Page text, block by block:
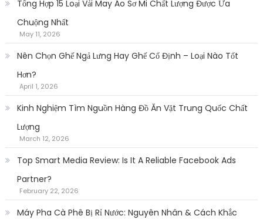
Tổng Hợp 15 Loại Vải May Áo Sơ Mi Chất Lượng Được Ưa
Chuộng Nhất
May 11, 2026
Nên Chọn Ghế Ngả Lưng Hay Ghế Cố Định – Loại Nào Tốt
Hơn?
April 1, 2026
Kinh Nghiệm Tìm Nguồn Hàng Đồ Ăn Vặt Trung Quốc Chất
Lượng
March 12, 2026
Top Smart Media Review: Is It A Reliable Facebook Ads
Partner?
February 22, 2026
Máy Pha Cà Phê Bị Rỉ Nước: Nguyên Nhân & Cách Khắc